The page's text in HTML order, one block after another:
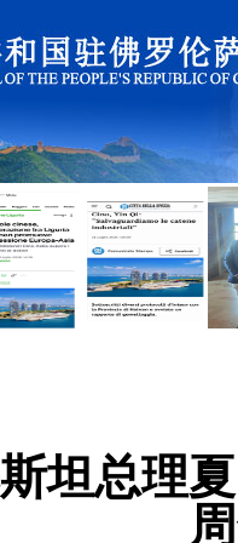
坦总理